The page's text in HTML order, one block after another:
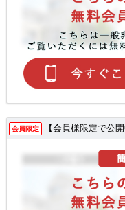
会員限定 【会員様限定で公開